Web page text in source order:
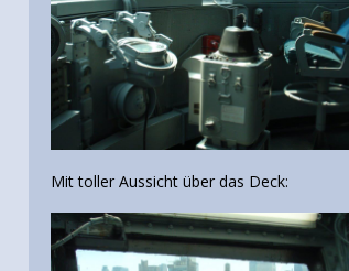
Mit toller Aussicht über das Deck: